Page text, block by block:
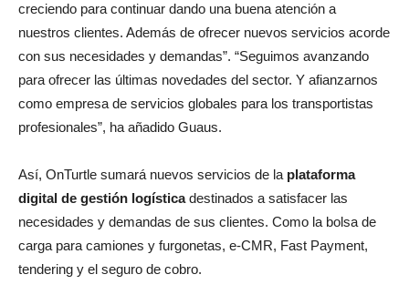
creciendo para continuar dando una buena atención a
nuestros clientes. Además de ofrecer nuevos servicios acorde
con sus necesidades y demandas”. “Seguimos avanzando
para ofrecer las últimas novedades del sector. Y afianzarnos
como empresa de servicios globales para los transportistas
profesionales”, ha añadido Guaus.
Así, OnTurtle sumará nuevos servicios de la plataforma
digital de gestión logísticadestinados a satisfacer las
necesidades y demandas de sus clientes. Como la bolsa de
carga para camiones y furgonetas, e-CMR, Fast Payment,
tendering y el seguro de cobro.